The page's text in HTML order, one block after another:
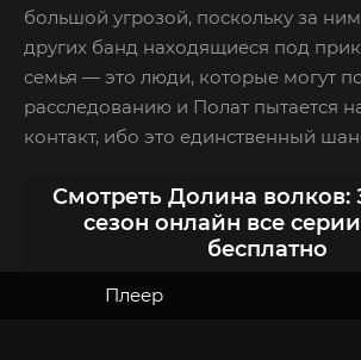
большой угрозой, поскольку за
других банд находящиеся под
семья — это люди, которые могут
расследованию и Полат пытается
контакт, ибо это единственный
Смотреть Долина волков:
сезон онлайн все
бесплатно
Плеер